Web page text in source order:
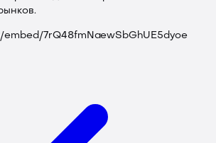
7rQ48fmNaewSbGhUE5dyoe